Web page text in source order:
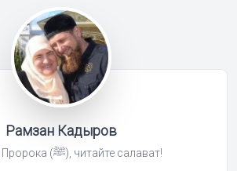
Рамзан Кадыров
Любите Пророка (ﷺ), читайте салават!